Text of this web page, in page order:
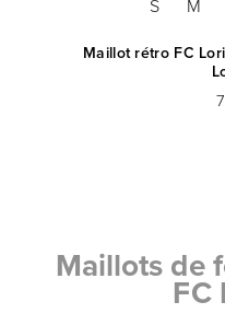
S M
Maillot rétro FC
Maillots de
FC